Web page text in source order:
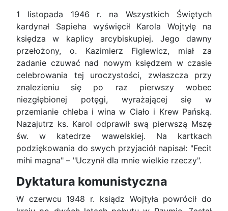
1 listopada 1946 r. na Wszystkich Świętych
kardynał Sapieha wyświęcił Karola Wojtyłę na
księdza w kaplicy arcybiskupiej. Jego dawny
prze­łożony, o. Kazimierz Figlewicz, miał za
zadanie czuwać nad nowym księdzem w czasie
celebro­wania tej uroczystości, zwłaszcza przy
znalezieniu się po raz pierwszy wobec
niezgłębionej potęgi, wyrażającej się w
przemianie chleba i wina w Ciało i Krew Pańską.
Nazajutrz ks. Karol odprawił swą pierwszą Mszę
św. w katedrze wawelskiej. Na kartkach
podziękowania do swych przyjaciół napi­sał: "Fecit
mihi magna" – "Uczynił dla mnie wielkie rzeczy".
Dyktatura komunistyczna
W czerwcu 1948 r. ksiądz Wojtyła powrócił do